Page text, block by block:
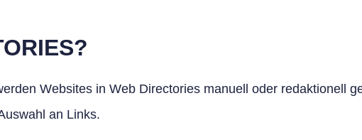
Websites in Web Directories manuell oder redaktionell
an Links.